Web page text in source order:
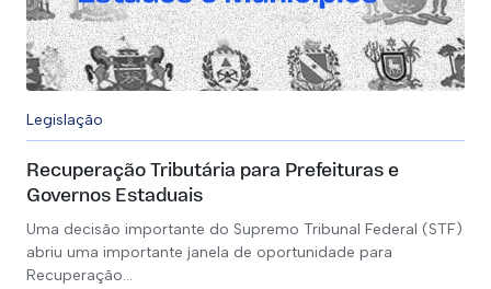
Legislação
Recuperação Tributária para Prefeituras e
Governos Estaduais
Uma decisão importante do Supremo Tribunal Federal (STF)
abriu uma importante janela de oportunidade para
Recuperação…